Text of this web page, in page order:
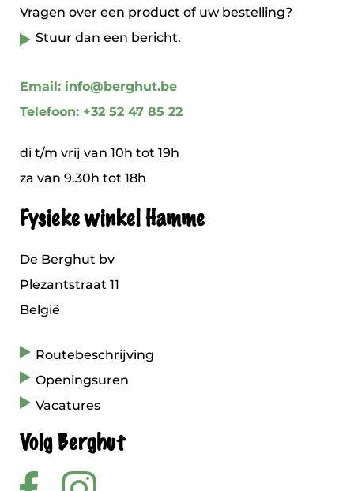
Vragen over een product of uw bestelling?
Stuur dan een bericht.
Email: info@berghut.be
Telefoon: +32 52 47 85 22
di t/m vrij van 10h tot 19h
za van 9.30h tot 18h
Fysieke winkel Hamme
De Berghut bv
Plezantstraat 11
België
Routebeschrijving
Openingsuren
Vacatures
Volg Berghut